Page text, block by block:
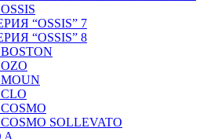
“OSSIS” 7
“OSSIS” 8
SOLLEVATO